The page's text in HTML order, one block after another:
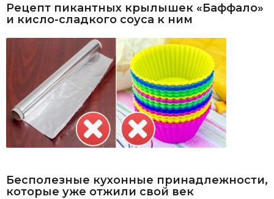
Рецепт пикантных крылышек «Баффало»
и кисло-сладкого соуса к ним
Бесполезные кухонные принадлежности,
которые уже отжили свой век